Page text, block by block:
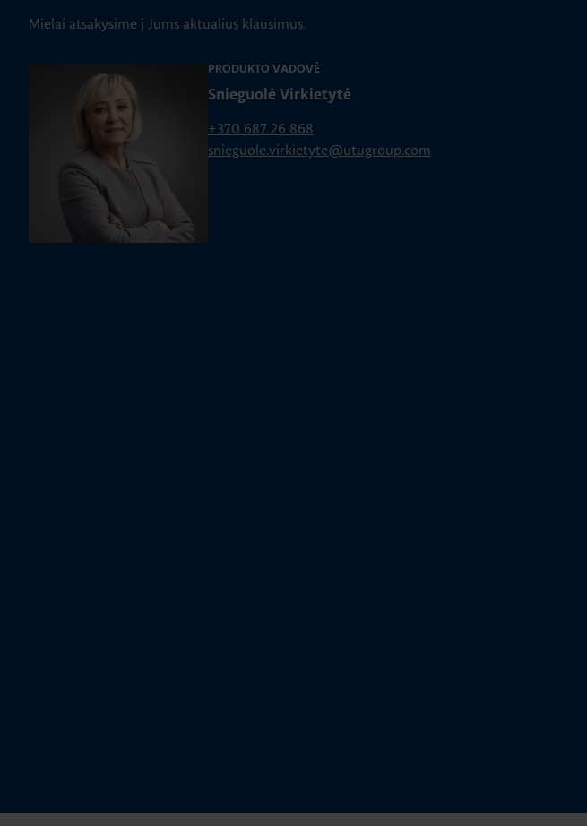
Mielai atsakysime į Jums aktualius klausimus.
PRODUKTO VADOVĖ
Snieguolė Virkietytė
+370 687 26 868
snieguole.virkietyte@utugroup.com